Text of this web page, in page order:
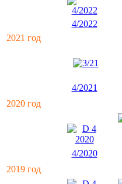
4/2022
2021 год
4/2021
2020 год
4/2020
2019 год